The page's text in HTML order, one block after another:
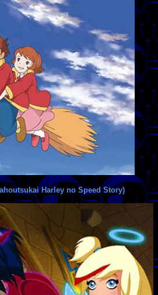
Harley no Speed Story)